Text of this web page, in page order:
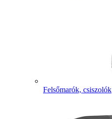
Felsőmarók, csiszolók